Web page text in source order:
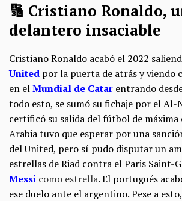
🔢 Cristiano Ronaldo,
delantero insaciable
Cristiano Ronaldo acabó el 2022
United por la puerta de atrás y viendo
en elMundial de Catar entrando
todo esto, se sumó su fichaje por el Al-
certificó su salida del fútbol de máxima
Arabia tuvo que esperar por una
del United, pero sí pudo disputar un
estrellas de Riad contra el Paris Saint-
Messi como estrella. El portugués
ese duelo ante el argentino. Pese a